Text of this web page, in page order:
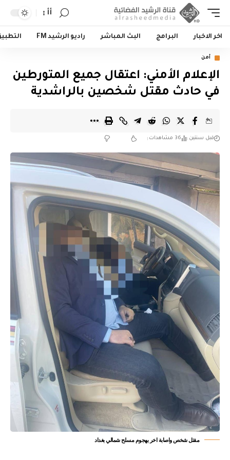
أأ
اخر الاخبار البرامج البث المباشر راديو الرشيد FM
أمن
الإعلام الأمني: اعتقال جميع المتورطين
في حادث مقتل شخصين بالراشدية
قبل سنتين 36 مشاهدات
مقتل شخص واصابة اخر بهجوم مسلح شمالي بغداد